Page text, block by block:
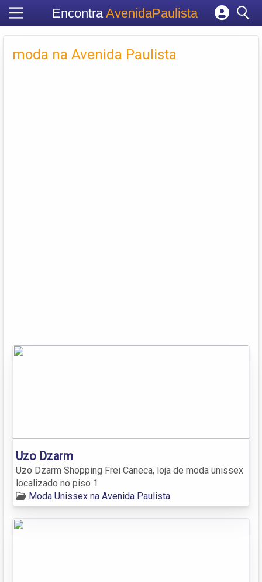
EncontraAvenidaPaulista
Cadastrar empresa
Criar conta
moda na Avenida Paulista
Uzo Dzarm
Uzo Dzarm Shopping Frei Caneca, loja de moda unissex
localizado no piso 1
Moda Unissex na Avenida Paulista